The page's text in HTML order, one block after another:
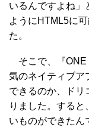
いるんですよね」
ようにHTML5に
た。
そこで、『ONE
気のネイティブア
できるのか、ドリ
りました。する
いものができたん